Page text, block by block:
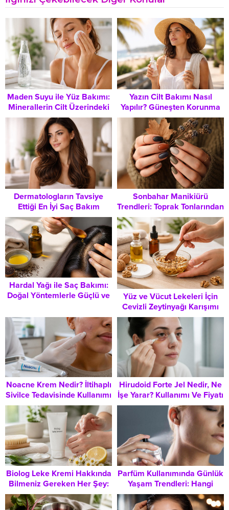
Maden Suyu ile Yüz Bakımı:
Minerallerin Cilt Üzerindeki
Etkileri ve Doğru Kullanım
Şekli
Yazın Cilt Bakımı Nasıl
Yapılır? Güneşten Korunma
ve Sağlıklı Bir Ten İçin
Başucu Rehberi
Dermatologların Tavsiye
Ettiği En İyi Saç Bakım
Ürünleri: Sağlıklı Saça Giden
Yol
Sonbahar Manikiürü
Trendleri: Toprak Tonlarından
Derin Lacivertlere Geçiş
Hardal Yağı ile Saç Bakımı:
Doğal Yöntemlerle Güçlü ve
Gerekenler
Yüz ve Vücut Lekeleri İçin
Cevizli Zeytinyağı Karışımı
Uygulama Rehberi
Noacne Krem Nedir? İltihaplı
Sivilce Tedavisinde Kullanımı
ve Doğru Uygulama Rehberi
Hirudoid Forte Jel Nedir, Ne
İşe Yarar? Kullanımı Ve Fiyatı
Biolog Leke Kremi Hakkında
Bilmeniz Gereken Her Şey:
Kullanım Adımları ve Cilt
Bakımı Rehberi
Parfüm Kullanımında Günlük
Yaşam Trendleri: Hangi
Koku, Ne Zaman?